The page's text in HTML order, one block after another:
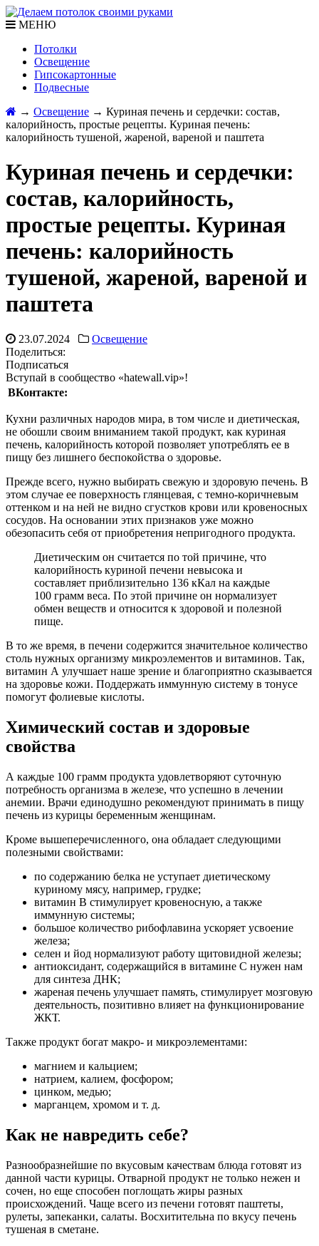
МЕНЮ
Потолки
Освещение
Гипсокартонные
Подвесные
→ Освещение → Куриная печень и сердечки: состав,
калорийность, простые рецепты. Куриная печень:
калорийность тушеной, жареной, вареной и паштета
Куриная печень и сердечки:
состав, калорийность,
простые рецепты. Куриная
печень: калорийность
тушеной, жареной, вареной и
паштета
23.07.2024
Освещение
Поделиться:
Подписаться
Вступай в сообщество «hatewall.vip»!
ВКонтакте:
Кухни различных народов мира, в том числе и диетическая,
не обошли своим вниманием такой продукт, как куриная
печень, калорийность которой позволяет употреблять ее в
пищу без лишнего беспокойства о здоровье.
Прежде всего, нужно выбирать свежую и здоровую печень. В
этом случае ее поверхность глянцевая, с темно-коричневым
оттенком и на ней не видно сгустков крови или кровеносных
сосудов. На основании этих признаков уже можно
обезопасить себя от приобретения непригодного продукта.
Диетическим он считается по той причине, что
калорийность куриной печени невысока и
составляет приблизительно 136 кКал на каждые
100 грамм веса. По этой причине он нормализует
обмен веществ и относится к здоровой и полезной
пище.
В то же время, в печени содержится значительное количество
столь нужных организму микроэлементов и витаминов. Так,
витамин А улучшает наше зрение и благоприятно сказывается
на здоровье кожи. Поддержать иммунную систему в тонусе
помогут фолиевые кислоты.
Химический состав и здоровые
свойства
А каждые 100 грамм продукта удовлетворяют суточную
потребность организма в железе, что успешно в лечении
анемии. Врачи единодушно рекомендуют принимать в пищу
печень из курицы беременным женщинам.
Кроме вышеперечисленного, она обладает следующими
полезными свойствами:
по содержанию белка не уступает диетическому
куриному мясу, например, грудке;
витамин В стимулирует кровеносную, а также
иммунную системы;
большое количество рибофлавина ускоряет усвоение
железа;
селен и йод нормализуют работу щитовидной железы;
антиоксидант, содержащийся в витамине С нужен нам
для синтеза ДНК;
жареная печень улучшает память, стимулирует мозговую
деятельность, позитивно влияет на функционирование
ЖКТ.
Также продукт богат макро- и микроэлементами:
магнием и кальцием;
натрием, калием, фосфором;
цинком, медью;
марганцем, хромом и т. д.
Как не навредить себе?
Разнообразнейшие по вкусовым качествам блюда готовят из
данной части курицы. Отварной продукт не только нежен и
сочен, но еще способен поглощать жиры разных
происхождений. Чаще всего из печени готовят паштеты,
рулеты, запеканки, салаты. Восхитительна по вкусу печень
тушеная в сметане.